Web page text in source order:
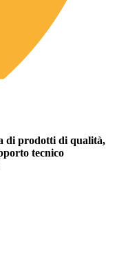
di prodotti di qualità,
tecnico